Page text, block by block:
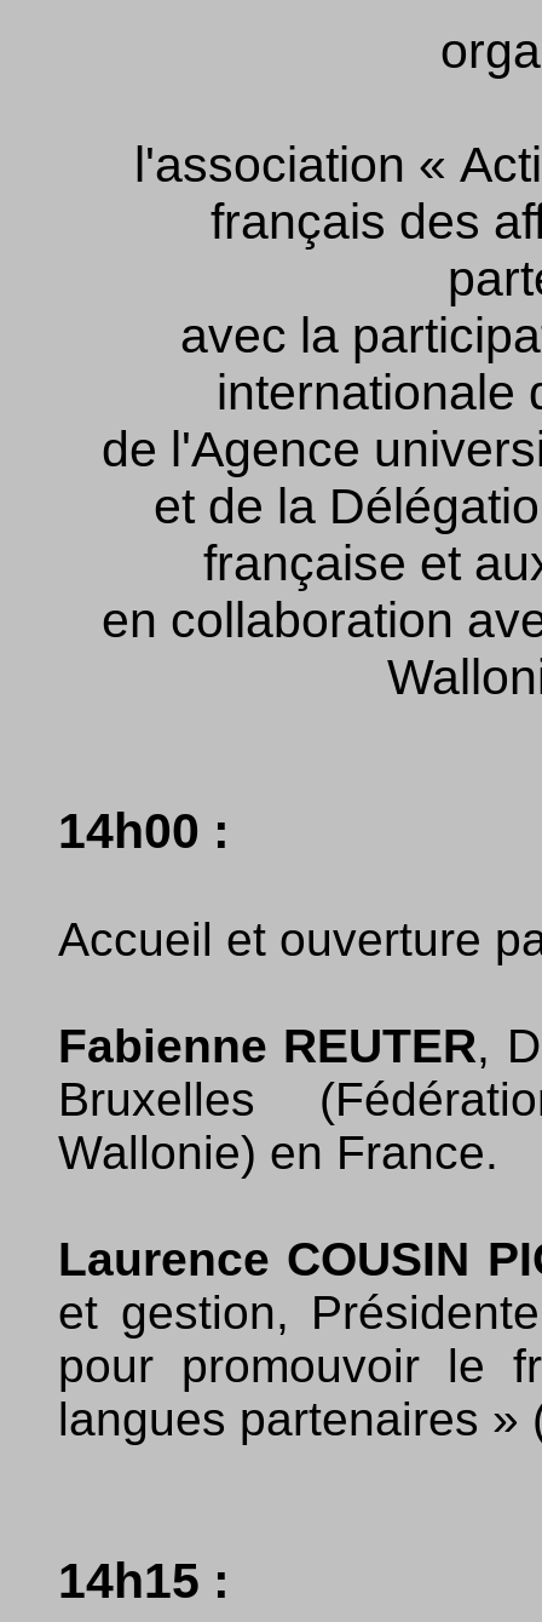
l'association «
français des
avec la
internationale
de l'Agence
et de la
française et
en collaboration
14h00 :
Accueil et ouverture
Fabienne REUTER,
Bruxelles
Wallonie) en France.
Laurence COUSIN
et gestion,
pour promouvoir le
langues partenaires »
14h15 :